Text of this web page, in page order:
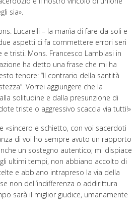
sia».
Lucarelli – la manìa di fare da soli e
aspetti ci fa commettere errori seri
tristi. Mons. Francesco Lambiasi in
ha detto una frase che mi ha
tenore: “Il contrario della santità
Vorrei aggiungere che la
solitudine e dalla presunzione di
triste o aggressivo scaccia via tutti!»
«sincero e schietto, con voi sacerdoti
di voi ho sempre avuto un rapporto
un sostegno autentico; mi dispiace
ultimi tempi, non abbiano accolto di
e abbiano intrapreso la via della
non dell’indifferenza o addirittura
sarà il miglior giudice, umanamente